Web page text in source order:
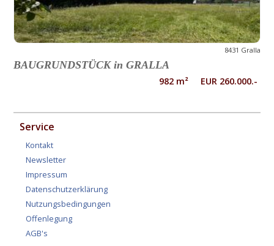
8431 Gralla
BAUGRUNDSTÜCK in GRALLA
982 m² EUR 260.000.-
Service
Kontakt
Newsletter
Impressum
Datenschutzerklärung
Nutzungsbedingungen
Offenlegung
AGB's